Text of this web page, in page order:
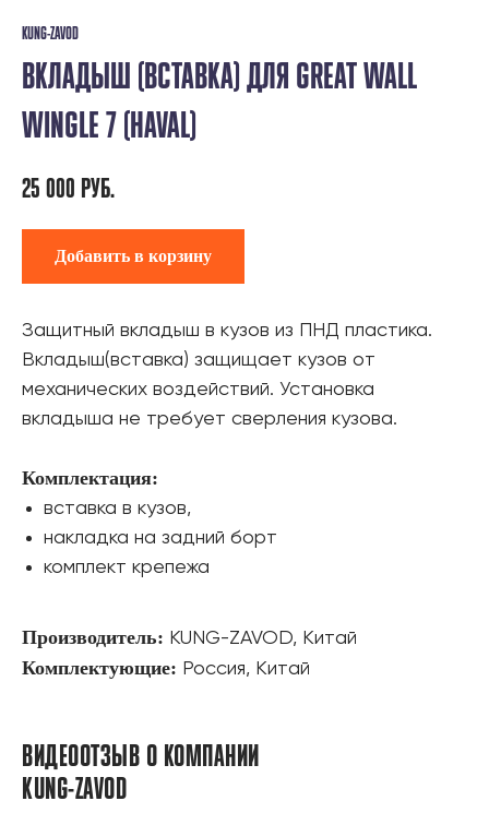
KUNG-ZAVOD
ВКЛАДЫШ (ВСТАВКА) ДЛЯ GREAT WALL
WINGLE 7 (HAVAL)
25 000 РУБ.
Добавить в корзину
Защитный вкладыш в кузов из ПНД пластика.
Вкладыш(вставка) защищает кузов от
механических воздействий. Установка
вкладыша не требует сверления кузова.
Комплектация:
вставка в кузов,
накладка на задний борт
комплект крепежа
Производитель: KUNG-ZAVOD, Китай
Комплектующие: Россия, Китай
ВИДЕООТЗЫВ О КОМПАНИИ
KUNG-ZAVOD